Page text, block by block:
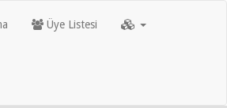
Üye Listesi